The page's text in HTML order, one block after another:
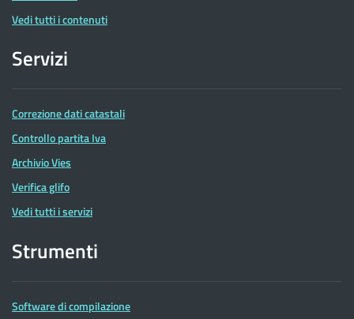
Vedi tutti i contenuti
Servizi
Correzione dati catastali
Controllo partita Iva
Archivio Vies
Verifica glifo
Vedi tutti i servizi
Strumenti
Software di compilazione